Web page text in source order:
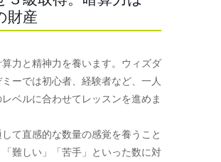
財産
力と精神力を養います。ウィズダ
ミーでは初心者、経験者など、一人
ベルに合わせてレッスンを進めま
て直感的な数量の感覚を養うこと
難しい」「苦手」といった数に対